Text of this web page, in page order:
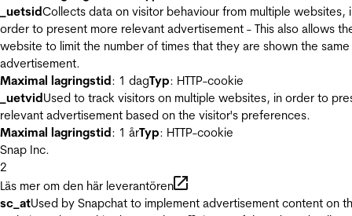
_uetsidCollects data on visitor behaviour from multiple websites,
order to present more relevant advertisement - This also allows
website to limit the number of times that they are shown the same
advertisement.
Maximal lagringstid: 1 dagTyp: HTTP-cookie
_uetvidUsed to track visitors on multiple websites, in order to
relevant advertisement based on the visitor's preferences.
Maximal lagringstid: 1 årTyp: HTTP-cookie
Snap Inc.
2
Läs mer om den här leverantören
sc_atUsed by Snapchat to implement advertisement content on